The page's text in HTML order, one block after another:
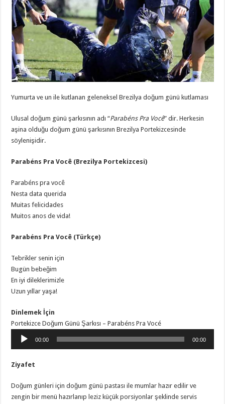
Yumurta ve un ile kutlanan geleneksel Brezilya doğum günü kutlaması
Ulusal doğum günü şarkısının adı “Parabéns Pra Você” dir. Herkesin
aşina olduğu doğum günü şarkısının Brezilya Portekizcesinde
söylenişidir.
Parabéns Pra Você (Brezilya Portekizcesi)
Parabéns pra você
Nesta data querida
Muitas felicidades
Muitos anos de vida!
Parabéns Pra Você (Türkçe)
Tebrikler senin için
Bugün bebeğim
En iyi dileklerimizle
Uzun yıllar yaşa!
Dinlemek İçin
Portekizce Doğum Günü Şarkısı – Parabéns Pra Vocé
oynatıcı
00:00 00:00
Ziyafet
Doğum günleri için doğum günü pastası ile mumlar hazır edilir ve
zengin bir menü hazırlanıp leziz küçük porsiyonlar şeklinde servis